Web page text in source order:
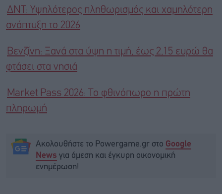
ΔΝΤ: Υψηλότερος πληθωρισμός και χαμηλότερη
ανάπτυξη το 2026
Βενζίνη: Ξανά στα ύψη η τιμή, έως 2,15 ευρώ θα
φτάσει στα νησιά
Market Pass 2026: Το φθινόπωρο η πρώτη
πληρωμή
Ακολουθήστε το Powergame.gr στο Google
News για άμεση και έγκυρη οικονομική
ενημέρωση!